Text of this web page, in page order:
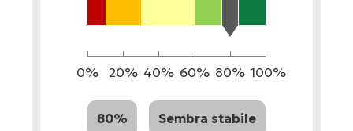
0% 20% 40% 60% 80% 100%
80% Sembra stabile